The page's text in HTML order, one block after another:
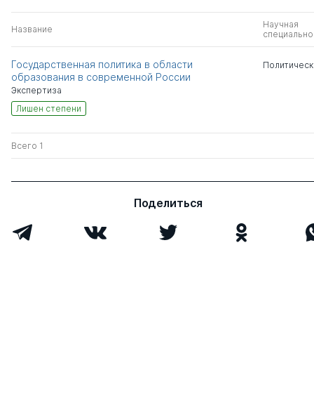
Название
Научная
Государственная политика в области
образования в современной России
Экспертиза
Лишен степени
Всего 1
Поделиться